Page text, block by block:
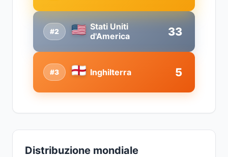
#2
Stati Uniti
d'America
33
#3 Inghilterra 5
Distribuzione mondiale